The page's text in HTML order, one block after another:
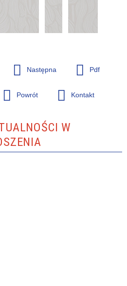
Następna Pdf
Powrót Kontakt
W